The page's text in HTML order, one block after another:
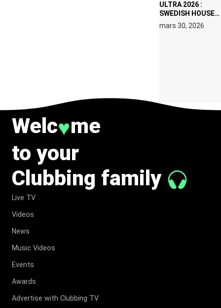
ULTRA 2026 :
SWEDISH HOUSE
MAFIA RETROUVE
ERIC PRYDZ DANS
mars 30, 2026
Welc♥me
to your
Clubbing family
Live TV
Videos
News
Music Videos
Events
Awards
Advertise with Clubbing TV